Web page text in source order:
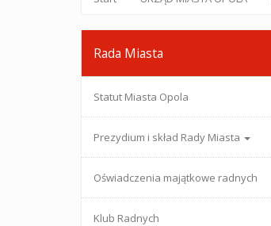
Rada Miasta
Statut Miasta Opola
Prezydium i skład Rady Miasta
Oświadczenia majątkowe radnych
Klub Radnych